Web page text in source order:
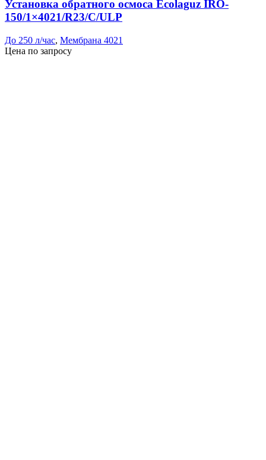
Установка обратного осмоса Ecolaguz IRO-
150/1×4021/R23/C/ULP
До 250 л/час, Мембрана 4021
Цена по запросу